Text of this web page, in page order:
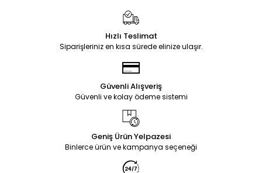
Hızlı Teslimat
Siparişleriniz en kısa sürede elinize ulaşır.
Güvenli Alışveriş
Güvenli ve kolay ödeme sistemi
Geniş Ürün Yelpazesi
Binlerce ürün ve kampanya seçeneği